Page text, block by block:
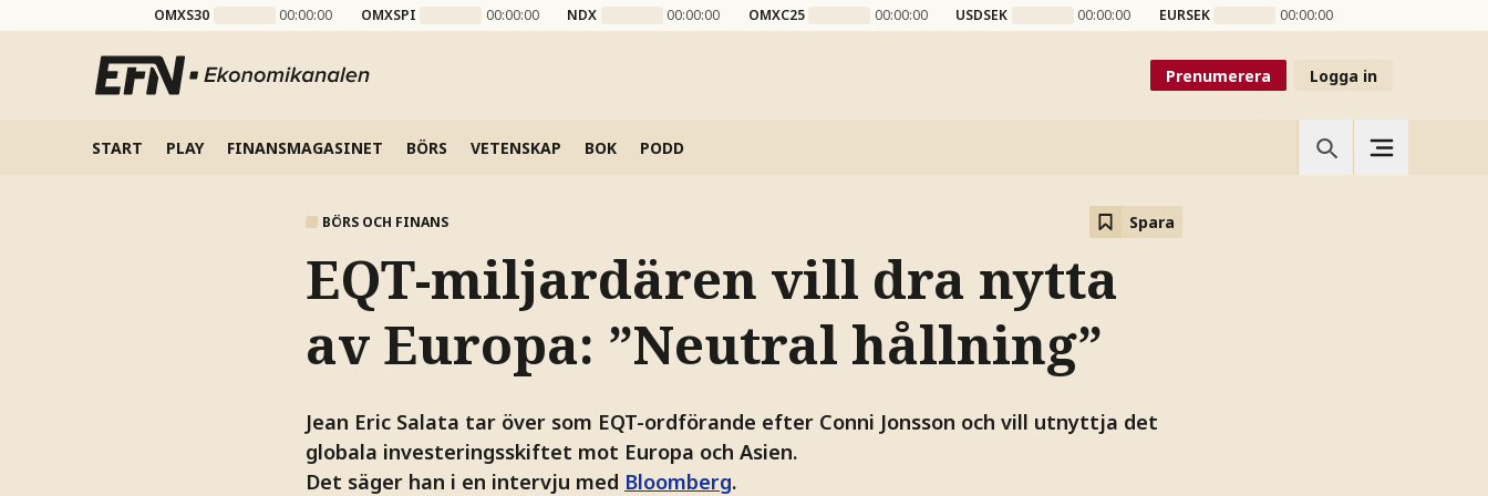
OMXS30 00:00:00 OMXSPI 00:00:00 NDX 00:00:00 OMXC25 00:00:00 USDSEK 00:00:00 EURSEK 00:00:00
Prenumerera Logga in
START PLAY FINANSMAGASINET BÖRS VETENSKAP BOK PODD
BÖRS OCH FINANS Spara
EQT-miljardären vill dra nytta
av Europa: ”Neutral hållning”
Jean Eric Salata tar över som EQT-ordförande efter Conni Jonsson och vill utnyttja det
globala investeringsskiftet mot Europa och Asien.
Det säger han i en intervju med Bloomberg.